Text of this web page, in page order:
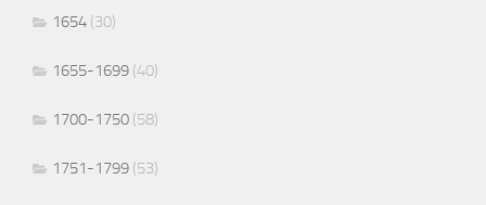
1654 (30)
1655-1699 (40)
1700-1750 (58)
1751-1799 (53)